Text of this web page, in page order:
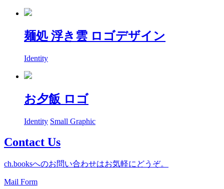
麺処 浮き雲 ロゴデザイン
Identity
お夕飯 ロゴ
Identity Small Graphic
Contact Us
ch.booksへのお問い合わせはお気軽にどうぞ。
Mail Form